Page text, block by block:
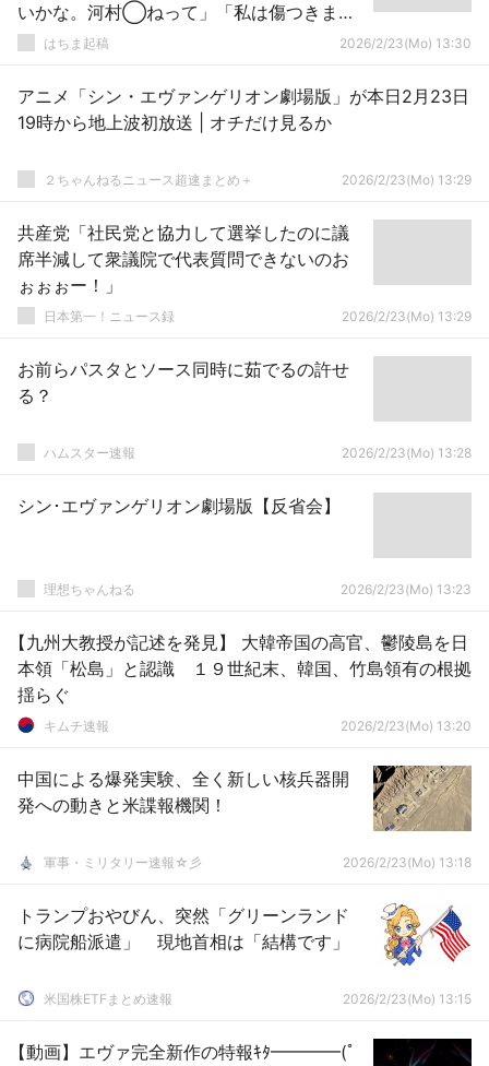
いかな。河村◯ねって」「私は傷つきまし
たよ」はちま起稿 2026/2/23(Mo) 13:30
アニメ「シン・エヴァンゲリオン劇場版」が本日2月23日
19時から地上波初放送 | オチだけ見るか
２ちゃんねるニュース超速まとめ＋ 2026/2/23(Mo) 13:29
共産党「社民党と協力して選挙したのに議
席半減して衆議院で代表質問できないのお
ぉぉぉー！」
日本第一！ニュース録 2026/2/23(Mo) 13:29
お前らパスタとソース同時に茹でるの許せ
る？
ハムスター速報 2026/2/23(Mo) 13:28
シン･エヴァンゲリオン劇場版【反省会】
理想ちゃんねる 2026/2/23(Mo) 13:23
【九州大教授が記述を発見】 大韓帝国の高官、鬱陵島を日
本領「松島」と認識 １９世紀末、韓国、竹島領有の根拠
揺らぐ
キムチ速報 2026/2/23(Mo) 13:20
中国による爆発実験、全く新しい核兵器開
発への動きと米諜報機関！
軍事・ミリタリー速報☆彡 2026/2/23(Mo) 13:18
トランプおやびん、突然「グリーンランド
に病院船派遣」 現地首相は「結構です」
米国株ETFまとめ速報 2026/2/23(Mo) 13:15
【動画】エヴァ完全新作の特報ｷﾀ━━━━(ﾟ